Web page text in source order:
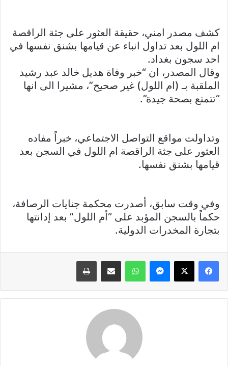
كشف مصدر امني، حقيقة العثور على جثة الراقصة
ام اللول بعد تداول انباء عن قيامها بشنق نفسها في
احد سجون بغداد.
وقال المصدر، ان “خبر وفاة هديل خالد عبد رشيد
الملقبة بـ (ام اللول) غير صحيح”، مشيرا الى انها
“تتمتع بصحة جيدة”.
وتداولت مواقع التواصل الاجتماعي، خبراً مفاده
العثور على جثة الراقصة ام اللول في السجن بعد
قيامها بشنق نفسها.
وفي وقت سابق، أصدرت محكمة جنايات الرصافة،
حكماً بالسجن المؤبد على “أم اللول” بعد إدانتها
بتجارة المخدرات الدولية.
فيسبوك X ماسنجر واتساب مشاركة عبر البريد طباعة